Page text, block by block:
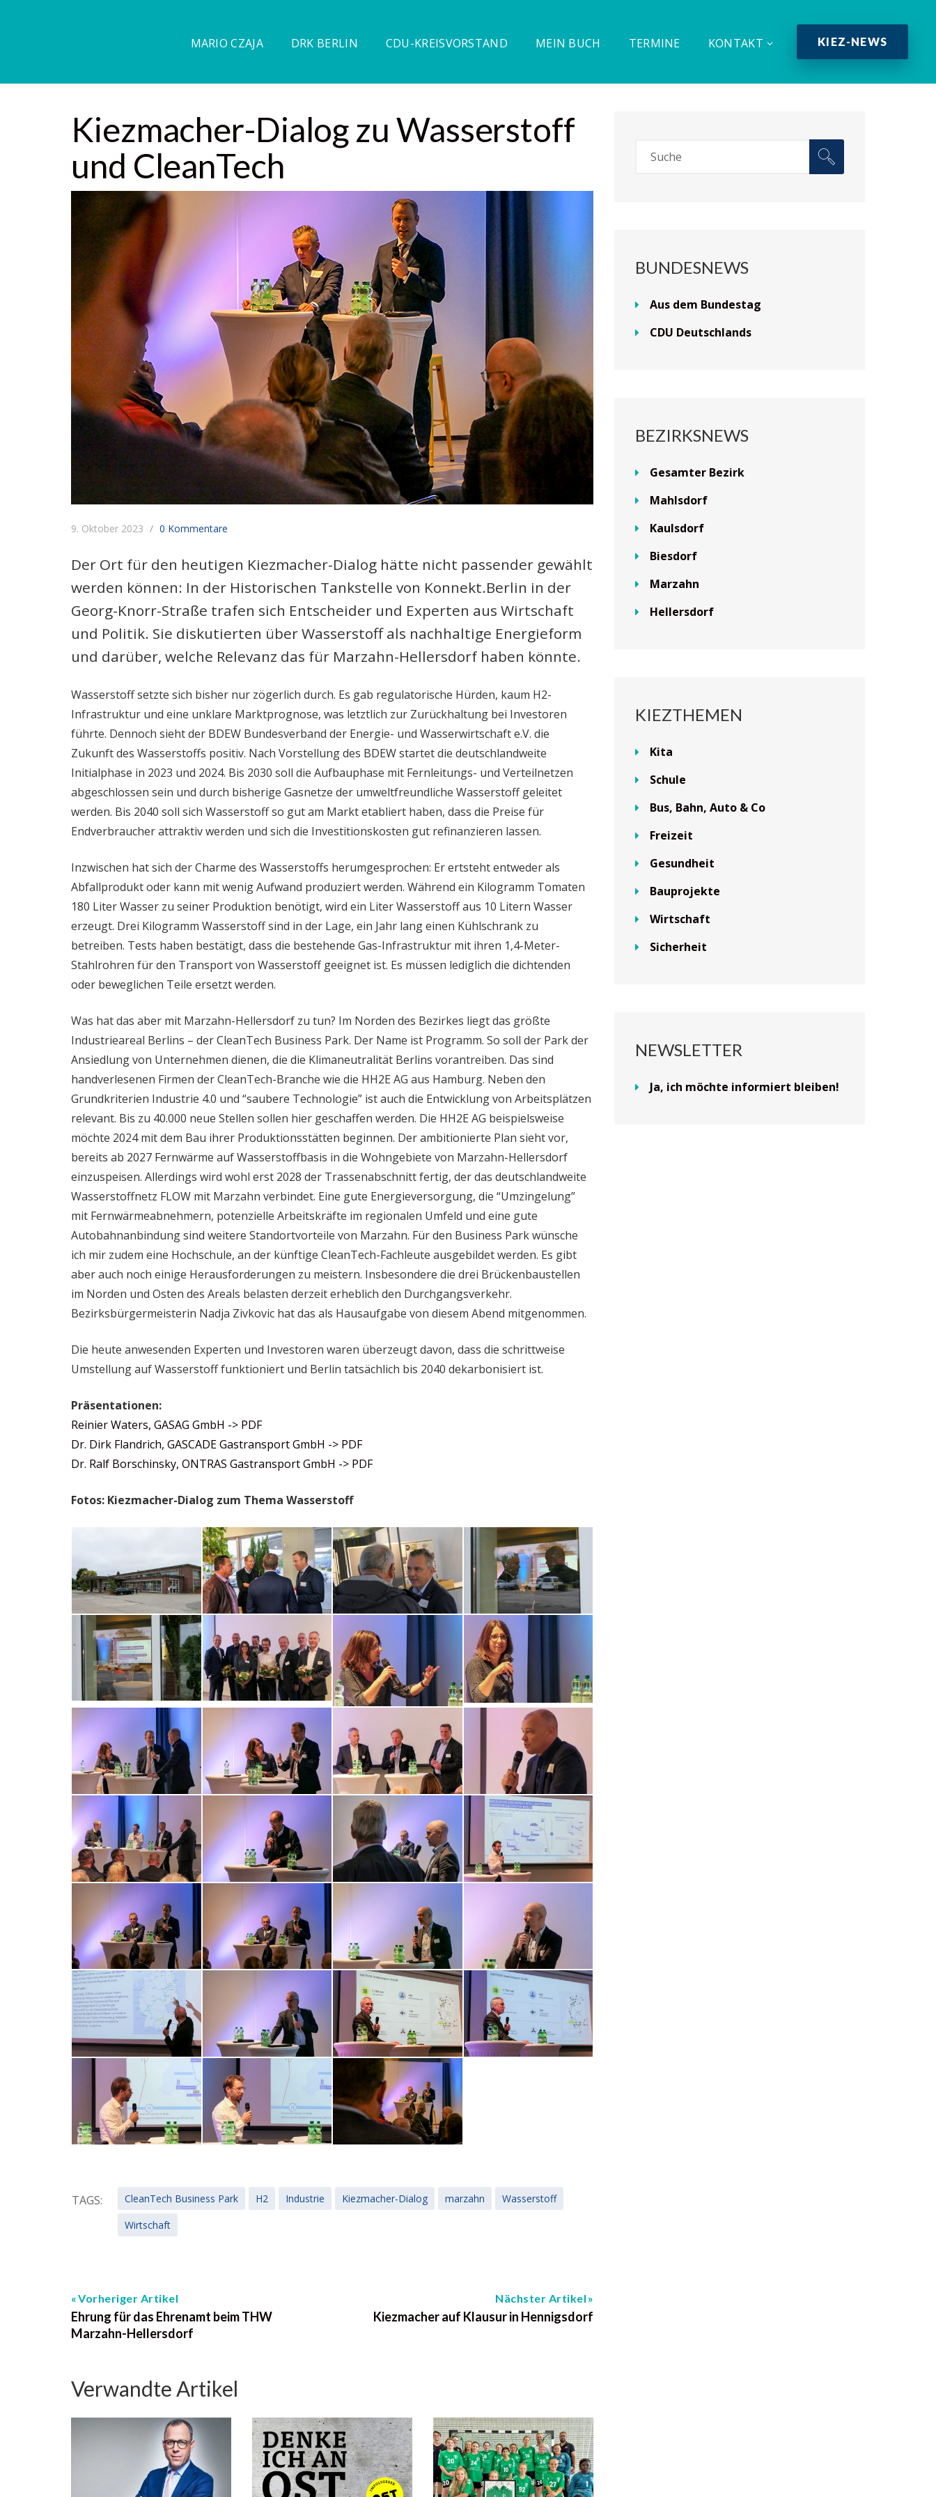
MARIO CZAJA DRK BERLIN CDU-KREISVORSTAND MEIN BUCH TERMINE KONTAKT KIEZ-NEWS
Kiezmacher-Dialog zu Wasserstoff
und CleanTech
9. Oktober 2023 0 Kommentare
Der Ort für den heutigen Kiezmacher-Dialog hätte nicht passender gewählt
werden können: In der Historischen Tankstelle von Konnekt.Berlin in der
Georg-Knorr-Straße trafen sich Entscheider und Experten aus Wirtschaft
und Politik. Sie diskutierten über Wasserstoff als nachhaltige Energieform
und darüber, welche Relevanz das für Marzahn-Hellersdorf haben könnte.
Wasserstoff setzte sich bisher nur zögerlich durch. Es gab regulatorische Hürden, kaum H2-
Infrastruktur und eine unklare Marktprognose, was letztlich zur Zurückhaltung bei Investoren
führte. Dennoch sieht der BDEW Bundesverband der Energie- und Wasserwirtschaft e.V. die
Zukunft des Wasserstoffs positiv. Nach Vorstellung des BDEW startet die deutschlandweite
Initialphase in 2023 und 2024. Bis 2030 soll die Aufbauphase mit Fernleitungs- und Verteilnetzen
abgeschlossen sein und durch bisherige Gasnetze der umweltfreundliche Wasserstoff geleitet
werden. Bis 2040 soll sich Wasserstoff so gut am Markt etabliert haben, dass die Preise für
Endverbraucher attraktiv werden und sich die Investitionskosten gut refinanzieren lassen.
Inzwischen hat sich der Charme des Wasserstoffs herumgesprochen: Er ertsteht entweder als
Abfallprodukt oder kann mit wenig Aufwand produziert werden. Während ein Kilogramm Tomaten
180 Liter Wasser zu seiner Produktion benötigt, wird ein Liter Wasserstoff aus 10 Litern Wasser
erzeugt. Drei Kilogramm Wasserstoff sind in der Lage, ein Jahr lang einen Kühlschrank zu
betreiben. Tests haben bestätigt, dass die bestehende Gas-Infrastruktur mit ihren 1,4-Meter-
Stahlrohren für den Transport von Wasserstoff geeignet ist. Es müssen lediglich die dichtenden
oder beweglichen Teile ersetzt werden.
Was hat das aber mit Marzahn-Hellersdorf zu tun? Im Norden des Bezirkes liegt das größte
Industrieareal Berlins – der CleanTech Business Park. Der Name ist Programm. So soll der Park der
Ansiedlung von Unternehmen dienen, die die Klimaneutralität Berlins vorantreiben. Das sind
handverlesenen Firmen der CleanTech-Branche wie die HH2E AG aus Hamburg. Neben den
Grundkriterien Industrie 4.0 und “saubere Technologie” ist auch die Entwicklung von Arbeitsplätzen
relevant. Bis zu 40.000 neue Stellen sollen hier geschaffen werden. Die HH2E AG beispielsweise
möchte 2024 mit dem Bau ihrer Produktionsstätten beginnen. Der ambitionierte Plan sieht vor,
bereits ab 2027 Fernwärme auf Wasserstoffbasis in die Wohngebiete von Marzahn-Hellersdorf
einzuspeisen. Allerdings wird wohl erst 2028 der Trassenabschnitt fertig, der das deutschlandweite
Wasserstoffnetz FLOW mit Marzahn verbindet. Eine gute Energieversorgung, die “Umzingelung”
mit Fernwärmeabnehmern, potenzielle Arbeitskräfte im regionalen Umfeld und eine gute
Autobahnanbindung sind weitere Standortvorteile von Marzahn. Für den Business Park wünsche
ich mir zudem eine Hochschule, an der künftige CleanTech-Fachleute ausgebildet werden. Es gibt
aber auch noch einige Herausforderungen zu meistern. Insbesondere die drei Brückenbaustellen
im Norden und Osten des Areals belasten derzeit erheblich den Durchgangsverkehr.
Bezirksbürgermeisterin Nadja Zivkovic hat das als Hausaufgabe von diesem Abend mitgenommen.
Die heute anwesenden Experten und Investoren waren überzeugt davon, dass die schrittweise
Umstellung auf Wasserstoff funktioniert und Berlin tatsächlich bis 2040 dekarbonisiert ist.
Präsentationen:
Reinier Waters, GASAG GmbH -> PDF
Dr. Dirk Flandrich, GASCADE Gastransport GmbH -> PDF
Dr. Ralf Borschinsky, ONTRAS Gastransport GmbH -> PDF
Fotos: Kiezmacher-Dialog zum Thema Wasserstoff
TAGS: CleanTech Business Park H2 Industrie Kiezmacher-Dialog marzahn
Wasserstoff
Wirtschaft
Vorheriger Artikel
Ehrung für das Ehrenamt beim THW
Marzahn-Hellersdorf
Nächster Artikel
Kiezmacher auf Klausur in Hennigsdorf
Verwandte Artikel
BUNDESNEWS
Aus dem Bundestag
CDU Deutschlands
BEZIRKSNEWS
Gesamter Bezirk
Mahlsdorf
Kaulsdorf
Biesdorf
Marzahn
Hellersdorf
KIEZTHEMEN
Kita
Schule
Bus, Bahn, Auto & Co
Freizeit
Gesundheit
Bauprojekte
Wirtschaft
Sicherheit
NEWSLETTER
Ja, ich möchte informiert bleiben!